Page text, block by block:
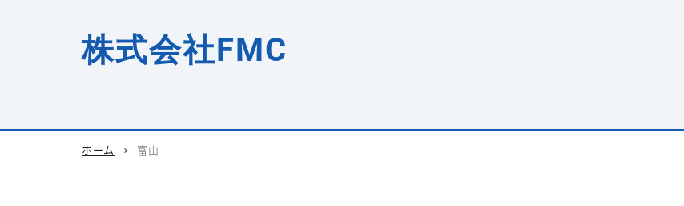
株式会社FMC
ホーム chevron_right 富山